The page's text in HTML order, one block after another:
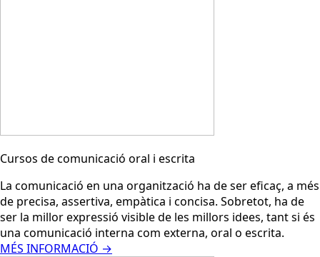
Cursos de comunicació oral i escrita
La comunicació en una organització ha de ser eficaç, a més
de precisa, assertiva, empàtica i concisa. Sobretot, ha de
ser la millor expressió visible de les millors idees, tant si és
una comunicació interna com externa, oral o escrita.
MÉS INFORMACIÓ →